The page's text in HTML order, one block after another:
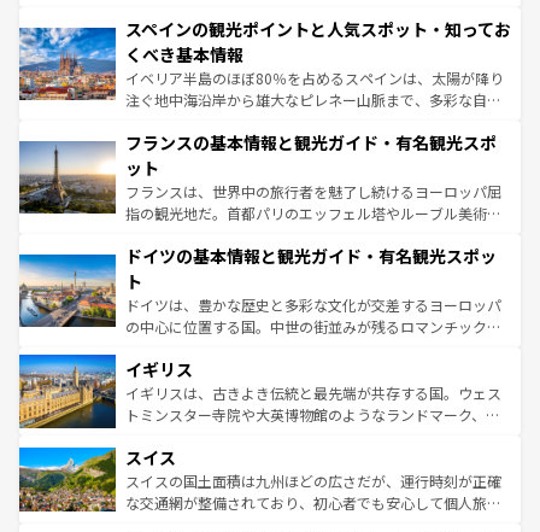
ろん、トスカーナの美しい田園風景やアマルフィ海岸の絶
景など、自然景観も見逃せない。観光の合間には、本場の
ピザやパスタなど、絶品のイタリア料理を堪能することも
できる。朝目覚めてから夜眠るまで、すべての瞬間を楽し
なお、新着のイタリア情報はコンテンツ一覧を参照してほ
しい。
スペインの観光ポイントと人気スポット・知ってお
くべき基本情報
イベリア半島のほぼ80％を占めるスペインは、太陽が降り
注ぐ地中海沿岸から雄大なピレネー山脈まで、多彩な自然
文化が根付くこの国では、情熱的なフラメンコ、熱気あふ
れる闘牛、そして美味しいタパスが生活の一部となってい
る。首都マドリードの洗練された雰囲気や、バルセロナの
アートに溢れた街角から、地方では古代ローマ遺跡や中世
せる。地方によって風土や気候が異なるスペインはその個
ンテンツ一覧 を参照してほしい。
フランスの基本情報と観光ガイド・有名観光スポ
ット
フランスは、世界中の旅行者を魅了し続けるヨーロッパ屈
指の観光地だ。首都パリのエッフェル塔やルーブル美術館
で、幅広い魅力が詰まっている。華麗な宮殿、歴史的な大
聖堂、美しいビーチ、そして豊かな自然が、訪れる者を心
から魅了する。また、フランスは美食の国としても知ら
れ、フランス料理はユネスコ無形文化遺産にも登録されて
香り高いラベンダー畑など、多彩な楽しみ方が可能だ。さ
らに、パリ以外の地域にも魅力が溢れており、どの街角に
も豊かな歴史と文化が息づいている。パリ以外の個性あふ
を参照してほしい。
ドイツの基本情報と観光ガイド・有名観光スポッ
ト
ドイツは、豊かな歴史と多彩な文化が交差するヨーロッパ
の中心に位置する国。中世の街並みが残るロマンチック街
顔を持つこの国は、どこを歩いても飽きることがない。ベ
ルリンの文化的活気、バイエルン州のアルプスの絶景、そ
してライン川沿いのワイン畑といった風景は必見。ビール
は、お酒好きな人にはぜひ体験してほしい。 なお、新着の
ドイツ情報はコンテンツ一覧を参照してほしい。
イギリス
イギリスは、古きよき伝統と最先端が共存する国。ウェス
トミンスター寺院や大英博物館のようなランドマーク、歴
リアごとに異なる魅力がある。また、優雅なアフタヌーン
ティー、ビール好きにはたまらない英国パブ、サッカー観
戦など、本場だからこそできる体験も豊富。イギリスを旅
スイス
スイスの国土面積は九州ほどの広さだが、運行時刻が正確
な交通網が整備されており、初心者でも安心して個人旅行